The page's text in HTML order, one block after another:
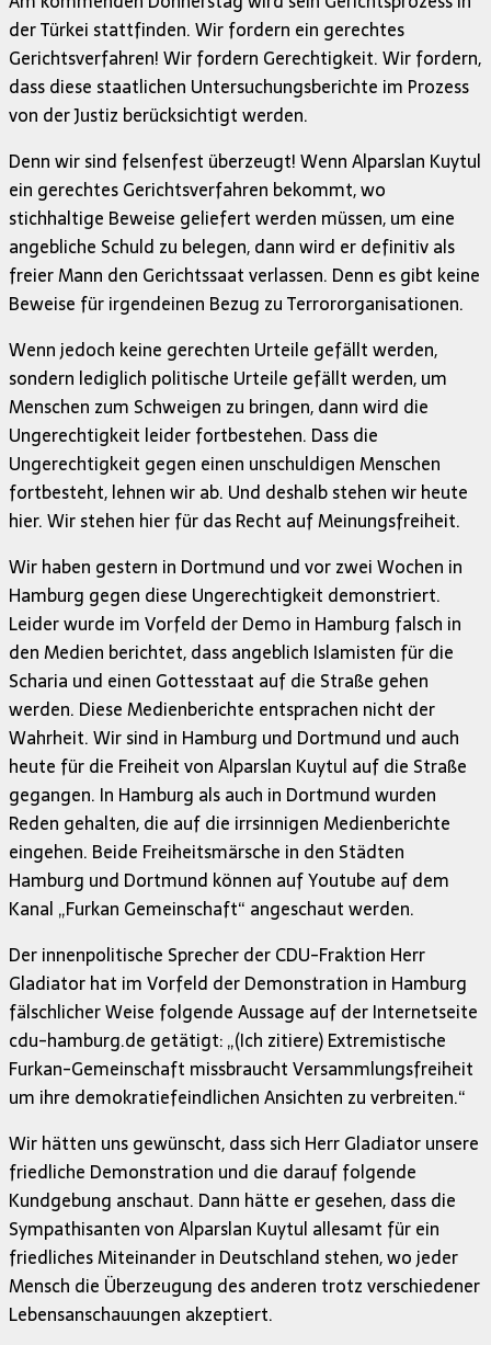
der Türkei stattfinden. Wir fordern ein gerechtes
Gerichtsverfahren! Wir fordern Gerechtigkeit. Wir fordern,
dass diese staatlichen Untersuchungsberichte im Prozess
von der Justiz berücksichtigt werden.
Denn wir sind felsenfest überzeugt! Wenn Alparslan Kuytul
ein gerechtes Gerichtsverfahren bekommt, wo
stichhaltige Beweise geliefert werden müssen, um eine
angebliche Schuld zu belegen, dann wird er definitiv als
freier Mann den Gerichtssaat verlassen. Denn es gibt keine
Beweise für irgendeinen Bezug zu Terrororganisationen.
Wenn jedoch keine gerechten Urteile gefällt werden,
sondern lediglich politische Urteile gefällt werden, um
Menschen zum Schweigen zu bringen, dann wird die
Ungerechtigkeit leider fortbestehen. Dass die
Ungerechtigkeit gegen einen unschuldigen Menschen
fortbesteht, lehnen wir ab. Und deshalb stehen wir heute
hier. Wir stehen hier für das Recht auf Meinungsfreiheit.
Wir haben gestern in Dortmund und vor zwei Wochen in
Hamburg gegen diese Ungerechtigkeit demonstriert.
Leider wurde im Vorfeld der Demo in Hamburg falsch in
den Medien berichtet, dass angeblich Islamisten für die
Scharia und einen Gottesstaat auf die Straße gehen
werden. Diese Medienberichte entsprachen nicht der
Wahrheit. Wir sind in Hamburg und Dortmund und auch
heute für die Freiheit von Alparslan Kuytul auf die Straße
gegangen. In Hamburg als auch in Dortmund wurden
Reden gehalten, die auf die irrsinnigen Medienberichte
eingehen. Beide Freiheitsmärsche in den Städten
Hamburg und Dortmund können auf Youtube auf dem
Kanal „Furkan Gemeinschaft“ angeschaut werden.
Der innenpolitische Sprecher der CDU-Fraktion Herr
Gladiator hat im Vorfeld der Demonstration in Hamburg
fälschlicher Weise folgende Aussage auf der Internetseite
cdu-hamburg.de getätigt: „(Ich zitiere) Extremistische
Furkan-Gemeinschaft missbraucht Versammlungsfreiheit
um ihre demokratiefeindlichen Ansichten zu verbreiten.“
Wir hätten uns gewünscht, dass sich Herr Gladiator unsere
friedliche Demonstration und die darauf folgende
Kundgebung anschaut. Dann hätte er gesehen, dass die
Sympathisanten von Alparslan Kuytul allesamt für ein
friedliches Miteinander in Deutschland stehen, wo jeder
Mensch die Überzeugung des anderen trotz verschiedener
Lebensanschauungen akzeptiert.